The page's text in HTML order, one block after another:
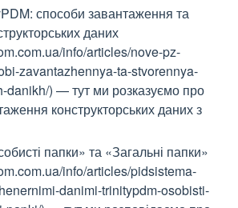
способи завантаження та
даних
info/articles/nove-pz-
zavantazhennya-ta-stvorennya-
danikh/) — тут ми розказуємо про
конструкторських даних з
папки» та «Загальні папки»
info/articles/pidsistema-
danimi-trinitypdm-osobisti-